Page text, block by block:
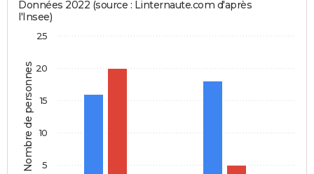
Nombre de personnes
Données 2022 (source : Linternaute.com d'après
l'Insee)
5
10
15
20
25